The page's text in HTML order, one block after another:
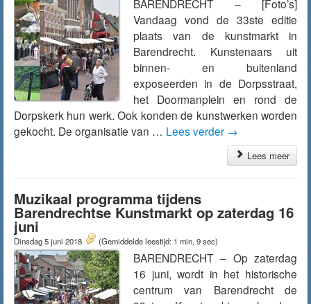
BARENDRECHT – [Foto’s]
Vandaag vond de 33ste editie
plaats van de kunstmarkt in
Barendrecht. Kunstenaars uit
binnen- en buitenland
exposeerden in de Dorpsstraat,
het Doormanplein en rond de
Dorpskerk hun werk. Ook konden de kunstwerken worden
gekocht. De organisatie van … Lees verder →
Lees meer
Muzikaal programma tijdens
Barendrechtse Kunstmarkt op zaterdag 16
juni
Dinsdag 5 juni 2018 (Gemiddelde leestijd: 1 min, 9 sec)
BARENDRECHT – Op zaterdag
16 juni, wordt in het historische
centrum van Barendrecht de